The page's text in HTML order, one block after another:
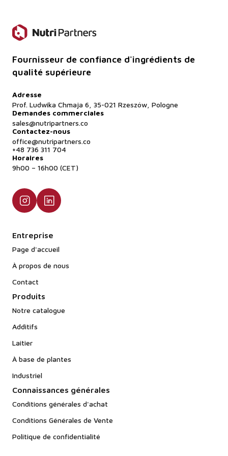
Fournisseur de confiance d'ingrédients de
qualité supérieure
Adresse
Prof. Ludwika Chmaja 6, 35-021 Rzeszów, Pologne
Demandes commerciales
sales@nutripartners.co
Contactez-nous
office@nutripartners.co
+48 736 311 704
Horaires
9h00 – 16h00 (CET)
Entreprise
Page d'accueil
À propos de nous
Contact
Produits
Notre catalogue
Additifs
Laitier
À base de plantes
Industriel
Connaissances générales
Conditions générales d'achat
Conditions Générales de Vente
Politique de confidentialité